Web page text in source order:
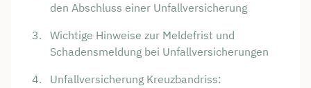
den Abschluss einer Unfallversicherung
Wichtige Hinweise zur Meldefrist und
Schadensmeldung bei Unfallversicherungen
Unfallversicherung Kreuzbandriss: